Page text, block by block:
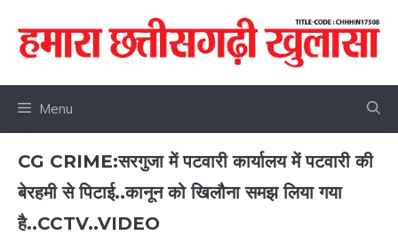
content
Menu
CG CRIME:सरगुजा में पटवारी कार्यालय में पटवारी की
बेरहमी से पिटाई..कानून को खिलौना समझ लिया गया
है..CCTV..VIDEO